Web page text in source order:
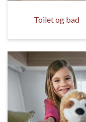
Toilet og bad